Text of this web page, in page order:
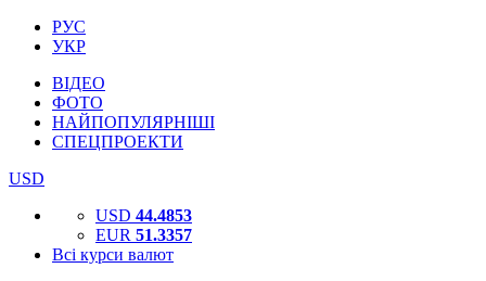
РУС
УКР
ВІДЕО
ФОТО
НАЙПОПУЛЯРНІШІ
СПЕЦПРОЕКТИ
USD
USD 44.4853
EUR 51.3357
Всі курси валют